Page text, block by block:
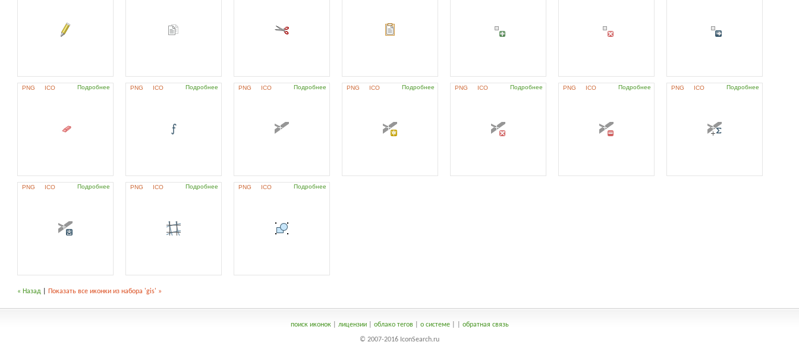
PNG ICO Подробнее PNG ICO Подробнее PNG ICO Подробнее PNG ICO Подробнее PNG ICO Подробнее PNG ICO Подробнее PNG ICO Подробнее
PNG ICO Подробнее PNG ICO Подробнее PNG ICO Подробнее
« Назад Показать все иконки из набора 'gis' »
поиск иконок| лицензии| облако тегов| о системе| обратная связь
© 2007-2016 IconSearch.ru